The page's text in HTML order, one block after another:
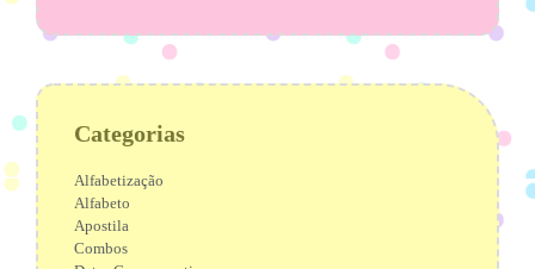
Categorias
Alfabetização
Alfabeto
Apostila
Combos